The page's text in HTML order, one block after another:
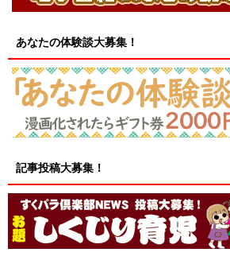
あなたの体験談大募集！
記事投稿大募集！